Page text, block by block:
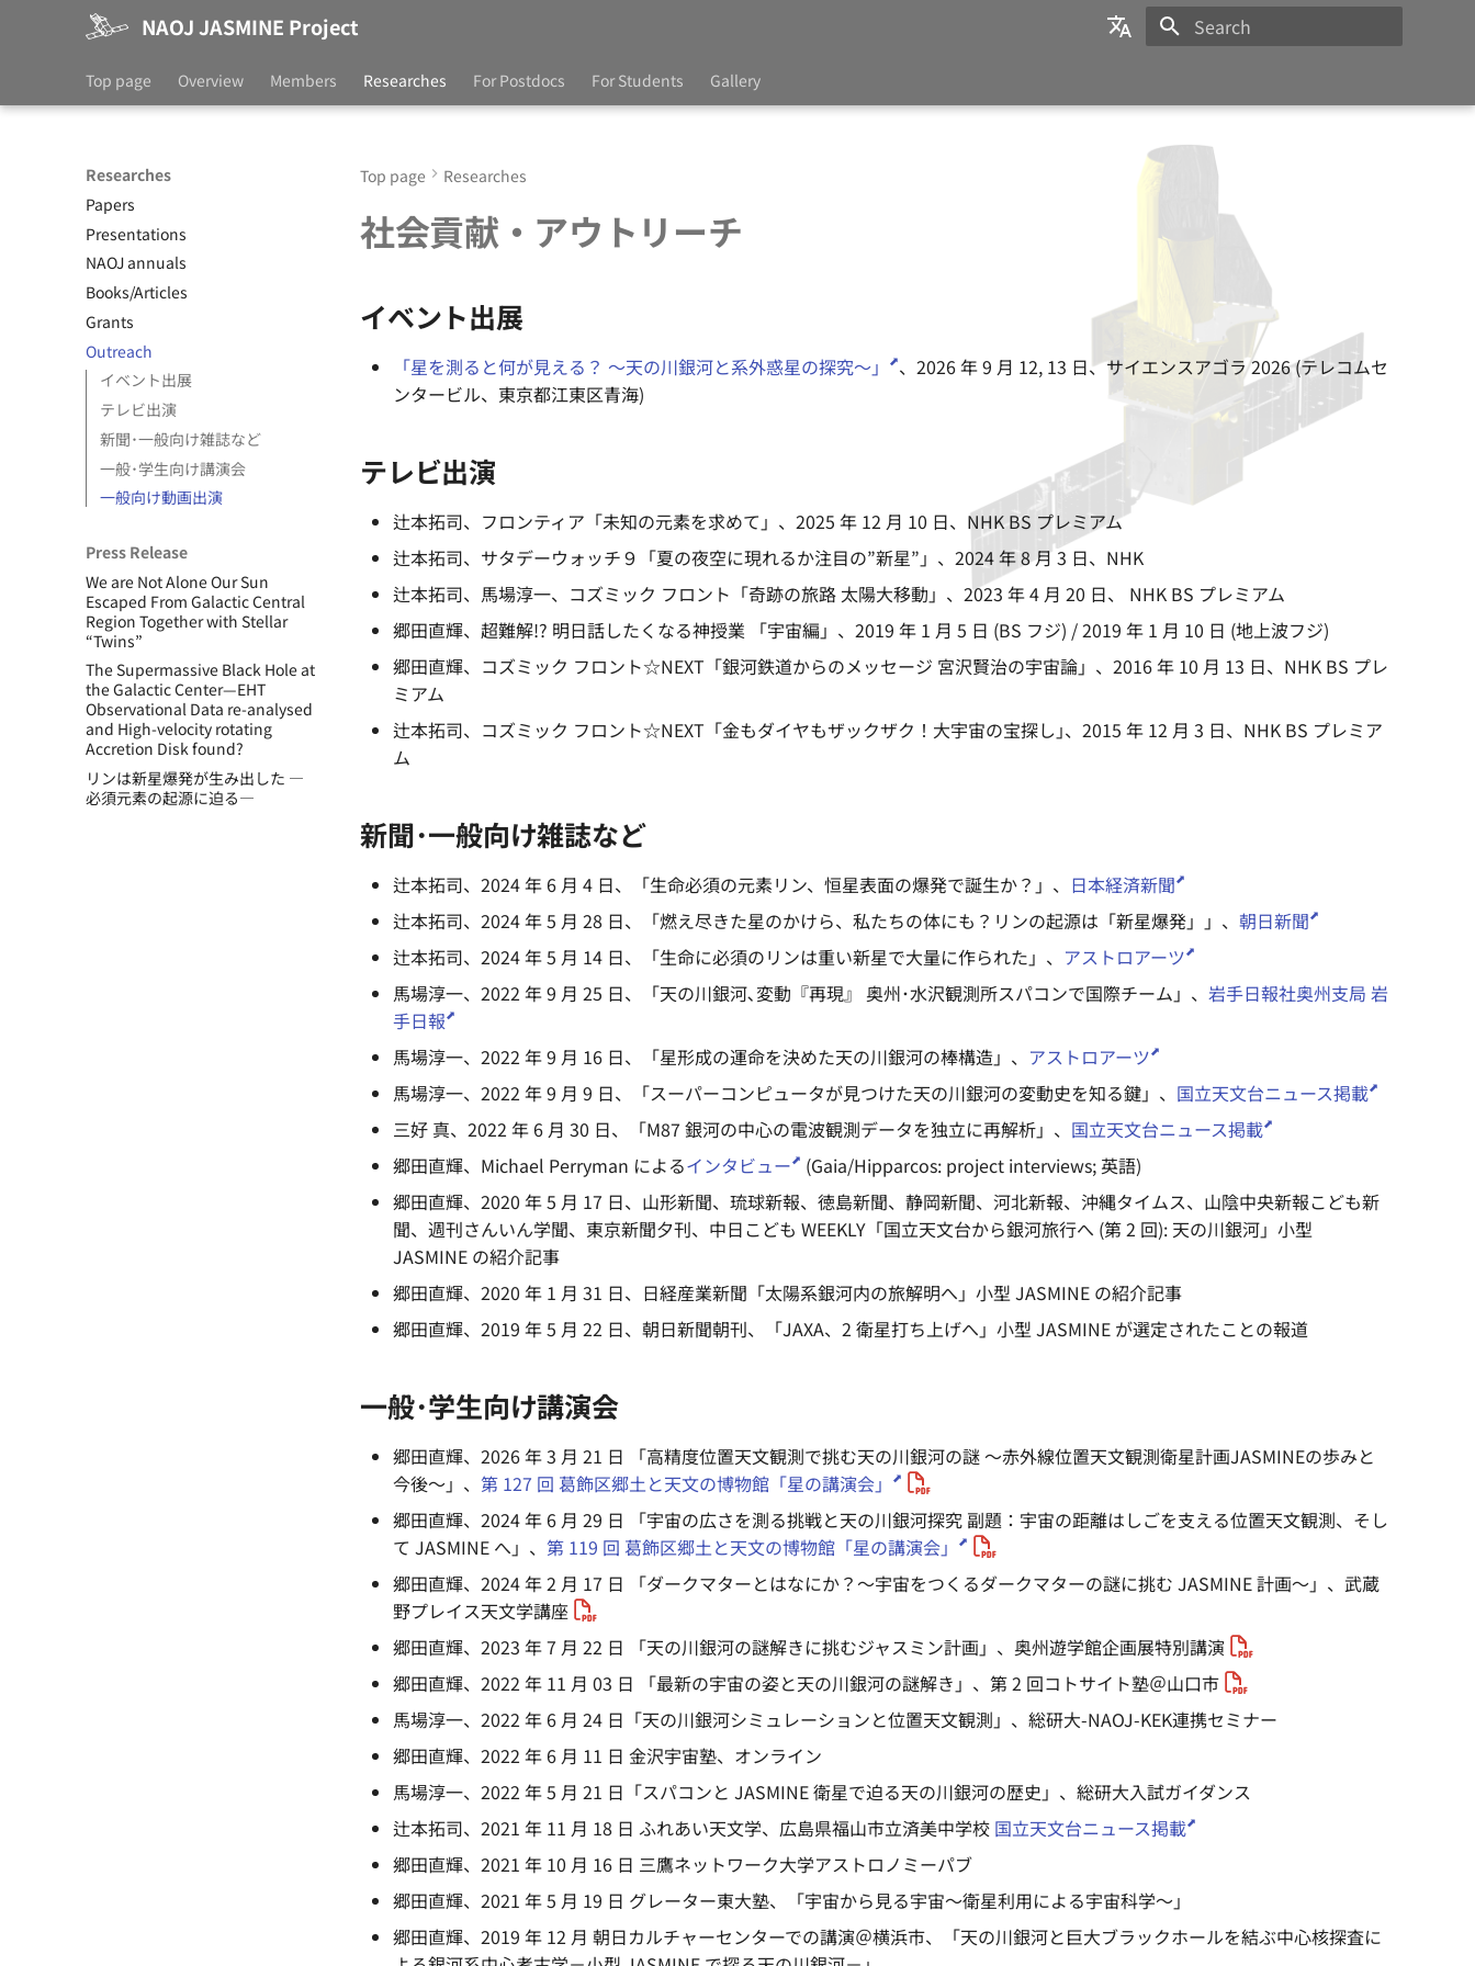
NAOJ JASMINE Project
English
Top page Overview Members Researches For Postdocs For Students Gallery
Researches
Papers
Presentations
NAOJ annuals
Books/Articles
Grants
Outreach
イベント出展
テレビ出演
新聞･一般向け雑誌など
一般･学生向け講演会
一般向け動画出演
Press Release
We are Not Alone Our Sun
Escaped From Galactic Central
Region Together with Stellar
“Twins”
The Supermassive Black Hole at
the Galactic Center—EHT
Observational Data re-analysed
and High-velocity rotating
Accretion Disk found?
リンは新星爆発が生み出した ―
必須元素の起源に迫る―
Top page Researches
社会貢献・アウトリーチ
イベント出展
「星を測ると何が見える？ 〜天の川銀河と系外惑星の探究〜」
、2026 年 9 月 12, 13 日、サイエンスアゴラ 2026 (テレコムセ
ンタービル、東京都江東区青海)
テレビ出演
辻本拓司、 フロンティア「未知の元素を求めて」 、2025 年 12 月 10 日、NHK BS プレミアム
辻本拓司、 サタデーウォッチ９「夏の夜空に現れるか注目の”新星”」 、2024 年 8 月 3 日、NHK
辻本拓司、馬場淳一、 コズミック フロント「奇跡の旅路 太陽大移動」 、2023 年 4 月 20 日、 NHK BS プレミアム
郷田直輝、 超難解!? 明日話したくなる神授業 「宇宙編」 、2019 年 1 月 5 日 (BS フジ) / 2019 年 1 月 10 日 (地上波フジ)
郷田直輝、 コズミック フロント☆NEXT「銀河鉄道からのメッセージ 宮沢賢治の宇宙論」 、2016 年 10 月 13 日、NHK BS プレ
ミアム
辻本拓司、 コズミック フロント☆NEXT「金もダイヤもザックザク！大宇宙の宝探し｣、2015 年 12 月 3 日、NHK BS プレミア
ム
新聞･一般向け雑誌など
辻本拓司、2024 年 6 月 4 日、「生命必須の元素リン、恒星表面の爆発で誕生か？」、 日本経済新聞
辻本拓司、2024 年 5 月 28 日、「燃え尽きた星のかけら、私たちの体にも？リンの起源は「新星爆発」」、 朝日新聞
辻本拓司、2024 年 5 月 14 日、「生命に必須のリンは重い新星で大量に作られた」、 アストロアーツ
馬場淳一、2022 年 9 月 25 日、「天の川銀河､変動『再現』 奥州･水沢観測所スパコンで国際チーム」、 岩手日報社奥州支局 岩
手日報
馬場淳一、2022 年 9 月 16 日、「星形成の運命を決めた天の川銀河の棒構造」、 アストロアーツ
馬場淳一、2022 年 9 月 9 日、「スーパーコンピュータが見つけた天の川銀河の変動史を知る鍵」、 国立天文台ニュース掲載
三好 真、2022 年 6 月 30 日、「M87 銀河の中心の電波観測データを独立に再解析」、 国立天文台ニュース掲載
郷田直輝、Michael Perryman によるインタビュー
(Gaia/Hipparcos: project interviews; 英語)
郷田直輝、2020 年 5 月 17 日、山形新聞、琉球新報、徳島新聞、静岡新聞、河北新報、沖縄タイムス、山陰中央新報こども新
聞、週刊さんいん学聞、東京新聞夕刊、中日こども WEEKLY「国立天文台から銀河旅行へ (第 2 回): 天の川銀河」小型
JASMINE の紹介記事
郷田直輝、2020 年 1 月 31 日、日経産業新聞「太陽系銀河内の旅解明へ」小型 JASMINE の紹介記事
郷田直輝、2019 年 5 月 22 日、朝日新聞朝刊、「JAXA、2 衛星打ち上げへ」小型 JASMINE が選定されたことの報道
一般･学生向け講演会
郷田直輝、2026 年 3 月 21 日 「高精度位置天文観測で挑む天の川銀河の謎 ～赤外線位置天文観測衛星計画JASMINEの歩みと
今後～」、 第 127 回 葛飾区郷土と天文の博物館「星の講演会」
郷田直輝、2024 年 6 月 29 日 「宇宙の広さを測る挑戦と天の川銀河探究 副題：宇宙の距離はしごを支える位置天文観測、そし
て JASMINE へ」、 第 119 回 葛飾区郷土と天文の博物館「星の講演会」
郷田直輝、2024 年 2 月 17 日 「ダークマターとはなにか？～宇宙をつくるダークマターの謎に挑む JASMINE 計画～」、武蔵
野プレイス天文学講座
郷田直輝、2023 年 7 月 22 日 「天の川銀河の謎解きに挑むジャスミン計画」、奥州遊学館企画展特別講演
郷田直輝、2022 年 11 月 03 日 「最新の宇宙の姿と天の川銀河の謎解き」、第 2 回コトサイト塾＠山口市
馬場淳一、2022 年 6 月 24 日「天の川銀河シミュレーションと位置天文観測」、総研大-NAOJ-KEK連携セミナー
郷田直輝、2022 年 6 月 11 日 金沢宇宙塾、オンライン
馬場淳一、2022 年 5 月 21 日「スパコンと JASMINE 衛星で迫る天の川銀河の歴史」、総研大入試ガイダンス
辻本拓司、2021 年 11 月 18 日 ふれあい天文学、広島県福山市立済美中学校 国立天文台ニュース掲載
郷田直輝、2021 年 10 月 16 日 三鷹ネットワーク大学アストロノミーパブ
郷田直輝、2021 年 5 月 19 日 グレーター東大塾、「宇宙から見る宇宙～衛星利用による宇宙科学～」
郷田直輝、2019 年 12 月 朝日カルチャーセンターでの講演＠横浜市、「天の川銀河と巨大ブラックホールを結ぶ中心核探査に